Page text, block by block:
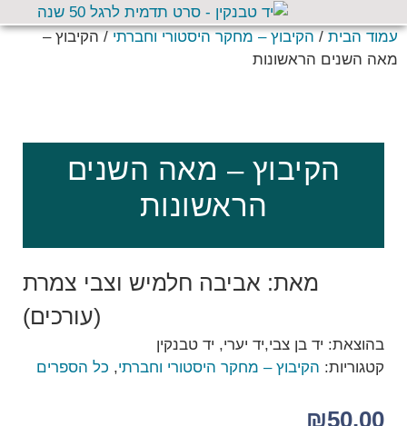
עמוד הבית/הקיבוץ – מחקר היסטורי וחברתי/ הקיבוץ –
מאה השנים הראשונות
הקיבוץ – מאה השנים
הראשונות
מאת: אביבה חלמיש וצבי צמרת
(עורכים)
בהוצאת: יד בן צבי,יד יערי, יד טבנקין
קטגוריות: הקיבוץ – מחקר היסטורי וחברתי, כל הספרים
₪50.00